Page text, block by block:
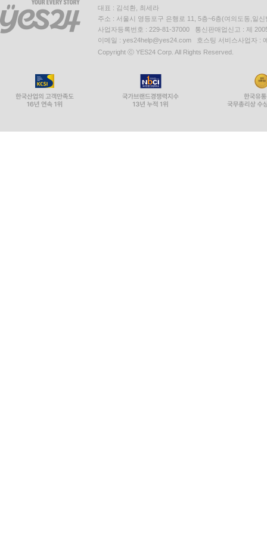
대표 : 김석환, 최세라
주소 : 서울시 영등포구 은행로 11, 5층~6층(여의도동,일신
사업자등록번호 : 229-81-37000 통신판매업신고 : 제
이메일 : yes24help@yes24.com 호스팅 서비스사업자 :
Copyright ⓒ YES24 Corp. All Rights Reserved.